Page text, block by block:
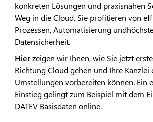
konkreten Lösungen und praxisnahen
Weg in die Cloud. Sie profitieren von
Prozessen, Automatisierung
Datensicherheit.
Hierzeigen wir Ihnen, wie Sie jetzt
Richtung Cloud gehen und Ihre
Umstellungen vorbereiten können. Ein
Einstieg gelingt zum Beispiel mit dem
DATEV Basisdaten online.